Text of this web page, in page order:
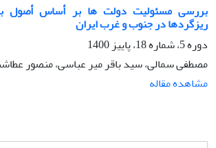
بررسی مسئولیت دولت ها بر أساس أصول
ریزگردها در جنوب و غرب ایران
دوره 5، شماره 18، پاییز 1400
مصطفی سمالی، سید باقر میر عباسی، منصور
مشاهده مقاله